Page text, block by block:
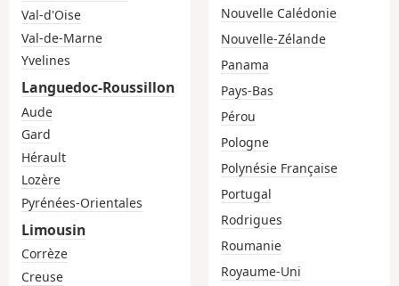
Val-d'Oise
Val-de-Marne
Yvelines
Languedoc-Roussillon
Aude
Gard
Hérault
Lozère
Pyrénées-Orientales
Limousin
Corrèze
Creuse
Nouvelle Calédonie
Nouvelle-Zélande
Panama
Pays-Bas
Pérou
Pologne
Polynésie Française
Portugal
Rodrigues
Roumanie
Royaume-Uni